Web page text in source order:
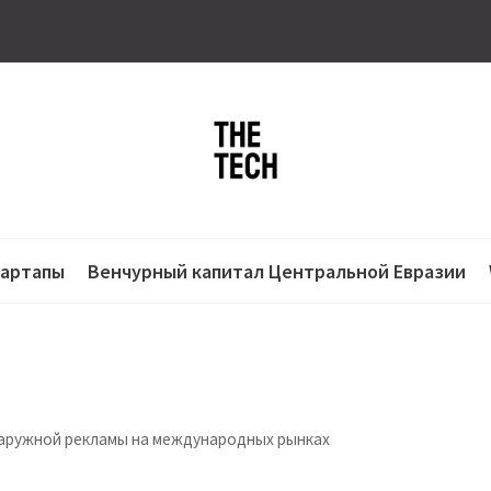
Венчурный капитал Центральной Евразии
рекламы на международных рынках